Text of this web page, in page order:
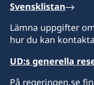
Svensklistan
Lämna uppgifter
hur du kan
UD:s generella
På regeringen.se